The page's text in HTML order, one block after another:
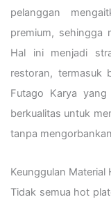
pelanggan
premium, sehingga
Hal ini menjadi
restoran, termasuk
Futago Karya
berkualitas untuk
tanpa
Keunggulan Material
Tidak semua hot